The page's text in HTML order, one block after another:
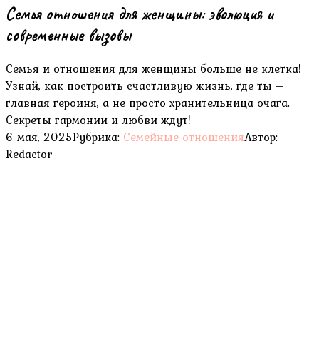
Семья отношения для женщины: эволюция и
современные вызовы
Семья и отношения для женщины больше не клетка!
Узнай, как построить счастливую жизнь, где ты –
главная героиня, а не просто хранительница очага.
Секреты гармонии и любви ждут!
6 мая, 2025Рубрика: Семейные отношенияАвтор:
Redactor